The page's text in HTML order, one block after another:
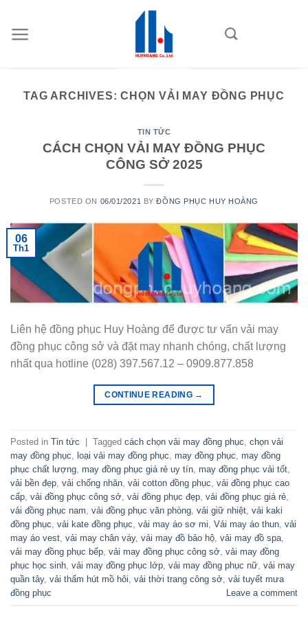
content
TAG ARCHIVES:CHỌN VẢI MAY ĐỒNG PHỤC
TIN TỨC
CÁCH CHỌN VẢI MAY ĐỒNG PHỤC
CÔNG SỞ 2025
POSTED ON 06/01/2021 BYĐỒNG PHỤC HUY HOÀNG
06
Th1
Liên hệ đồng phục Huy Hoàng để được tư vấn vải may
đồng phục công sở và đặt may nhanh chóng, chất lượng
nhất qua hotline (028) 397.567.12 – 0909.877.858
CONTINUE READING →
Posted in Tin tức | Tagged cách chọn vải may đồng phục chọn vải
may đồng phục loại vải may đồng phục may đồng phục may đồng
phục chất lượng may đồng phục giá rẻ uy tín may đồng phục vải tốt
vải bền đẹp vải chống nhăn vải cotton đồng phục vải đồng phục cao
cấp vải đồng phục công sở vải đồng phục đẹp vải đồng phục giá rẻ
vải đồng phục nam vải đồng phục văn phòng vải giữ nhiệt vải kaki
đồng phục vải kate đồng phục vải may áo sơ mi Vải may áo thun vải
may áo vest vải may chân váy, vải may đồ bảo hộ vải may đồ spa
vải may đồng phục bếp vải may đồng phục công sở vải may đồng
phục học sinh vải may đồng phục lớp vải may đồng phục nữ vải may
quần tây, vải thấm hút mồ hôi vải thời trang công sở vải tuyết mưa
đồng phục
Leave a comment